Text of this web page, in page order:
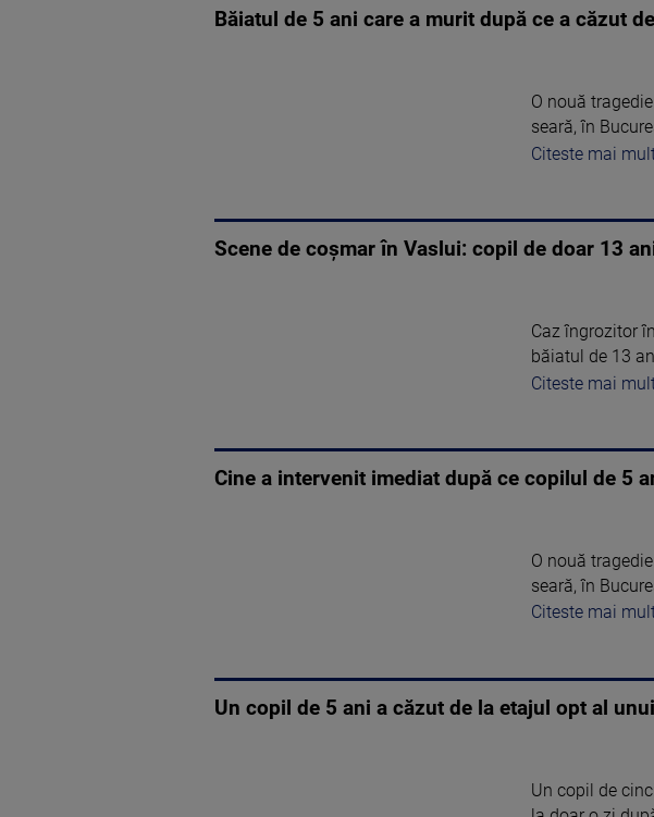
Băiatul de 5 ani care a murit după ce a căzut
O nouă
seară, în
Citeste mai
Scene de coșmar în Vaslui: copil de doar 13
Caz îngrozitor
băiatul de 13
Citeste mai
Cine a intervenit imediat după ce copilul de 5
O nouă
seară, în
Citeste mai
Un copil de 5 ani a căzut de la etajul opt al
Un copil de